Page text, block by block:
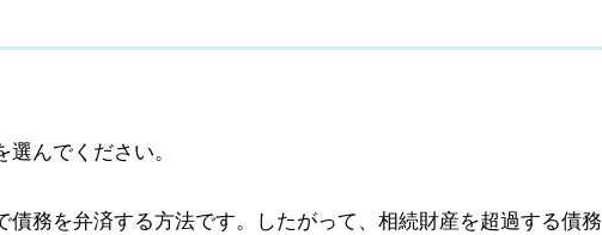
んでください。
債務を弁済する方法です。したがって、相続財産を超過する債務